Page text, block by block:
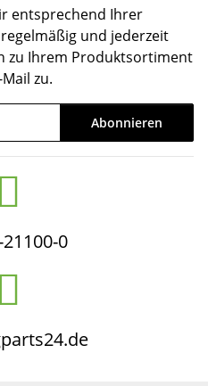
entsprechend Ihrer
regelmäßig und jederzeit
zu Ihrem Produktsortiment
zu.
Abonnieren
0